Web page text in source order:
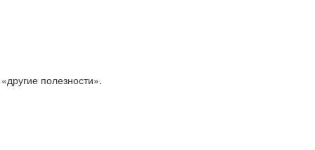
полезности».